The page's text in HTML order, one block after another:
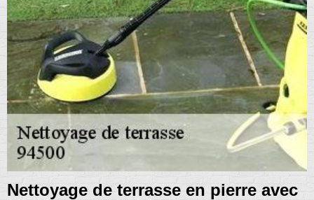
Nettoyage de terrasse en pierre avec